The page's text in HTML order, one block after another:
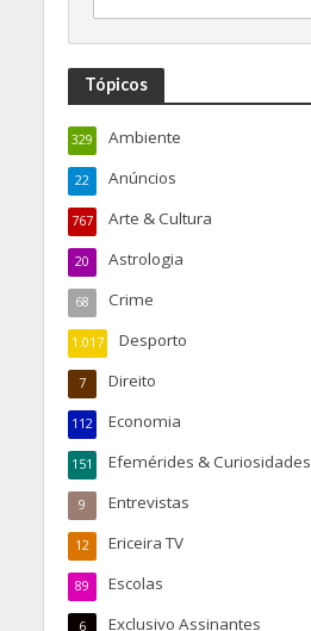
Tópicos
Ambiente
329
Anúncios
22
Arte & Cultura
767
Astrologia
20
Crime
68
Desporto
1.017
Direito
7
Economia
112
Efemérides & Curiosidades
151
Entrevistas
9
Ericeira TV
12
Escolas
89
Exclusivo Assinantes
6